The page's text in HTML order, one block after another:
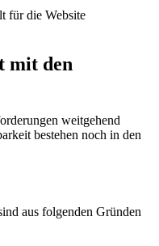
für die Website
mit den
weitgehend
bestehen noch in den
aus folgenden Gründen